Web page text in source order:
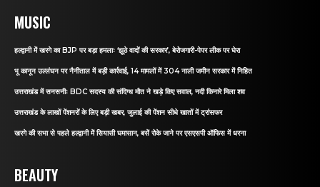
MUSIC
हल्द्वानी में खरगे का BJP पर बड़ा हमलाः ‘झूठे वादों की सरकार’, बेरोजगारी-पेपर लीक पर घेरा
भू कानून उल्लंघन पर नैनीताल में बड़ी कार्रवाई, 14 मामलों में 304 नाली जमीन सरकार में निहित
उत्तराखंड में सनसनीः BDC सदस्य की संदिग्ध मौत ने खड़े किए सवाल, नदी किनारे मिला शव
उत्तराखंड के लाखों पेंशनरों के लिए बड़ी खबर, जुलाई की पेंशन सीधे खातों में ट्रांसफर
खरगे की सभा से पहले हल्द्वानी में सियासी घमासान, बसें रोके जाने पर एसएसपी ऑफिस में धरना
BEAUTY